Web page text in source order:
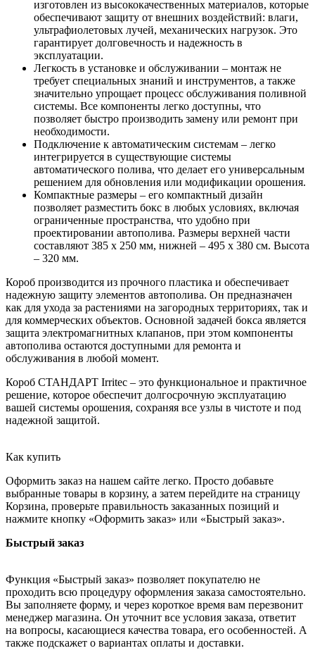
изготовлен из высококачественных материалов, которые
обеспечивают защиту от внешних воздействий: влаги,
ультрафиолетовых лучей, механических нагрузок. Это
гарантирует долговечность и надежность в
эксплуатации.
Легкость в установке и обслуживании – монтаж не
требует специальных знаний и инструментов, а также
значительно упрощает процесс обслуживания поливной
системы. Все компоненты легко доступны, что
позволяет быстро производить замену или ремонт при
необходимости.
Подключение к автоматическим системам – легко
интегрируется в существующие системы
автоматического полива, что делает его универсальным
решением для обновления или модификации орошения.
Компактные размеры – его компактный дизайн
позволяет разместить бокс в любых условиях, включая
ограниченные пространства, что удобно при
проектировании автополива. Размеры верхней части
составляют 385 х 250 мм, нижней – 495 х 380 см. Высота
– 320 мм.
Короб производится из прочного пластика и обеспечивает
надежную защиту элементов автополива. Он предназначен
как для ухода за растениями на загородных территориях, так и
для коммерческих объектов. Основной задачей бокса является
защита электромагнитных клапанов, при этом компоненты
автополива остаются доступными для ремонта и
обслуживания в любой момент.
Короб СТАНДАРТ Irritec – это функциональное и практичное
решение, которое обеспечит долгосрочную эксплуатацию
вашей системы орошения, сохраняя все узлы в чистоте и под
надежной защитой.
Как купить
Оформить заказ на нашем сайте легко. Просто добавьте
выбранные товары в корзину, а затем перейдите на страницу
Корзина, проверьте правильность заказанных позиций и
нажмите кнопку «Оформить заказ» или «Быстрый заказ».
Быстрый заказ
Функция «Быстрый заказ» позволяет покупателю не
проходить всю процедуру оформления заказа самостоятельно.
Вы заполняете форму, и через короткое время вам перезвонит
менеджер магазина. Он уточнит все условия заказа, ответит
на вопросы, касающиеся качества товара, его особенностей. А
также подскажет о вариантах оплаты и доставки.